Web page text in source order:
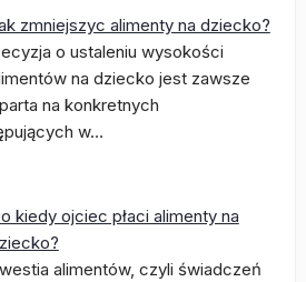
zmniejszyc alimenty na dziecko?
o ustaleniu wysokości
na dziecko jest zawsze
na konkretnych
w…
kiedy ojciec płaci alimenty na
alimentów, czyli świadczeń